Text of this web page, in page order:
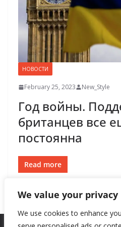
We value your privacy
We use cookies to enhance
НОВОСТИ
February 25, 2023 New_Style
Год войны.
британцев все
постоянна
Read more